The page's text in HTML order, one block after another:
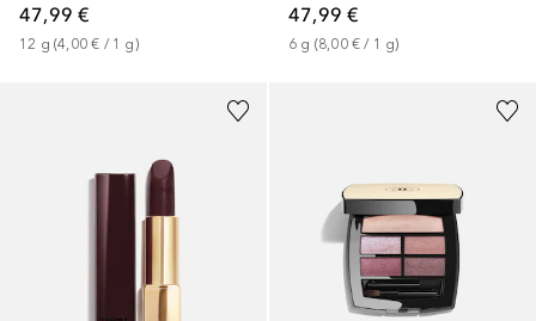
47,99 €
12 g (4,00 € / 1 g)
47,99 €
6 g (8,00 € / 1 g)
+24